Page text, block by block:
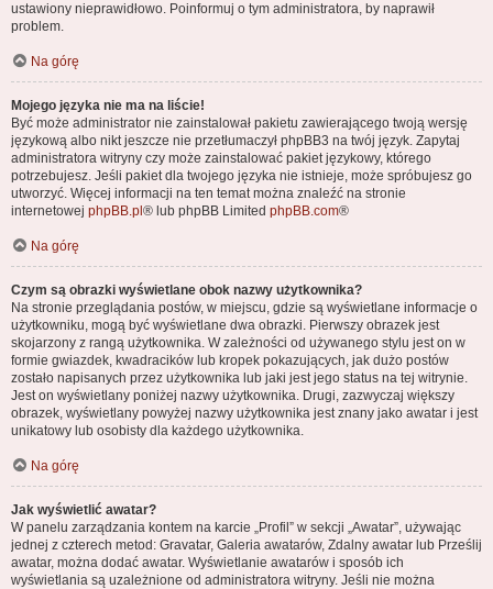
ustawiony nieprawidłowo. Poinformuj o tym administratora, by naprawił
problem.
Na górę
Mojego języka nie ma na liście!
Być może administrator nie zainstalował pakietu zawierającego twoją wersję
językową albo nikt jeszcze nie przetłumaczył phpBB3 na twój język. Zapytaj
administratora witryny czy może zainstalować pakiet językowy, którego
potrzebujesz. Jeśli pakiet dla twojego języka nie istnieje, może spróbujesz go
utworzyć. Więcej informacji na ten temat można znaleźć na stronie
internetowej phpBB.pl ® lub phpBB Limited phpBB.com®
Na górę
Czym są obrazki wyświetlane obok nazwy użytkownika?
Na stronie przeglądania postów, w miejscu, gdzie są wyświetlane informacje o
użytkowniku, mogą być wyświetlane dwa obrazki. Pierwszy obrazek jest
skojarzony z rangą użytkownika. W zależności od używanego stylu jest on w
formie gwiazdek, kwadracików lub kropek pokazujących, jak dużo postów
zostało napisanych przez użytkownika lub jaki jest jego status na tej witrynie.
Jest on wyświetlany poniżej nazwy użytkownika. Drugi, zazwyczaj większy
obrazek, wyświetlany powyżej nazwy użytkownika jest znany jako awatar i jest
unikatowy lub osobisty dla każdego użytkownika.
Na górę
Jak wyświetlić awatar?
W panelu zarządzania kontem na karcie „Profil” w sekcji „Awatar”, używając
jednej z czterech metod: Gravatar, Galeria awatarów, Zdalny awatar lub Prześlij
awatar, można dodać awatar. Wyświetlanie awatarów i sposób ich
wyświetlania są uzależnione od administratora witryny. Jeśli nie można